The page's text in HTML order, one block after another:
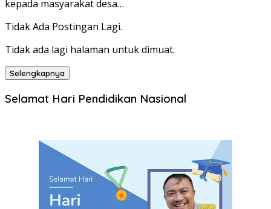
kepada masyarakat desa…
Tidak Ada Postingan Lagi.
Tidak ada lagi halaman untuk dimuat.
Selengkapnya
Selamat Hari Pendidikan Nasional